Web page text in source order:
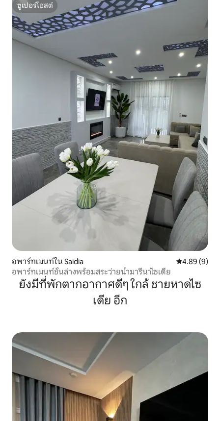
ซูเปอร์โฮสต์
ซูเปอร์โฮสต์
อพาร์ทเมนท์ใน Saidia คะแนนเฉลี่ย
4.89 (9)
อพาร์ทเมนท์ชั้นล่างพร้อมสระว่ายน้ำมารีนาไซเดีย
ยังมีที่พักตากอากาศดีๆ ใกล้ ชายหาดไซ
เดีย อีก